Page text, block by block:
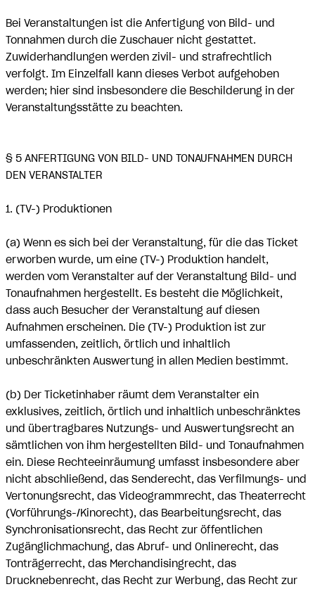
Bei Veranstaltungen ist die Anfertigung von Bild- und
Tonnahmen durch die Zuschauer nicht gestattet.
Zuwiderhandlungen werden zivil- und strafrechtlich
verfolgt. Im Einzelfall kann dieses Verbot aufgehoben
werden; hier sind insbesondere die Beschilderung in der
Veranstaltungsstätte zu beachten.
§ 5 ANFERTIGUNG VON BILD- UND TONAUFNAHMEN DURCH
DEN VERANSTALTER
1. (TV-) Produktionen
(a) Wenn es sich bei der Veranstaltung, für die das Ticket
erworben wurde, um eine (TV-) Produktion handelt,
werden vom Veranstalter auf der Veranstaltung Bild- und
Tonaufnahmen hergestellt. Es besteht die Möglichkeit,
dass auch Besucher der Veranstaltung auf diesen
Aufnahmen erscheinen. Die (TV-) Produktion ist zur
umfassenden, zeitlich, örtlich und inhaltlich
unbeschränkten Auswertung in allen Medien bestimmt.
(b) Der Ticketinhaber räumt dem Veranstalter ein
exklusives, zeitlich, örtlich und inhaltlich unbeschränktes
und übertragbares Nutzungs- und Auswertungsrecht an
sämtlichen von ihm hergestellten Bild- und Tonaufnahmen
ein. Diese Rechteeinräumung umfasst insbesondere aber
nicht abschließend, das Senderecht, das Verfilmungs- und
Vertonungsrecht, das Videogrammrecht, das Theaterrecht
(Vorführungs-/Kinorecht), das Bearbeitungsrecht, das
Synchronisationsrecht, das Recht zur öffentlichen
Zugänglichmachung, das Abruf- und Onlinerecht, das
Tonträgerrecht, das Merchandisingrecht, das
Drucknebenrecht, das Recht zur Werbung, das Recht zur